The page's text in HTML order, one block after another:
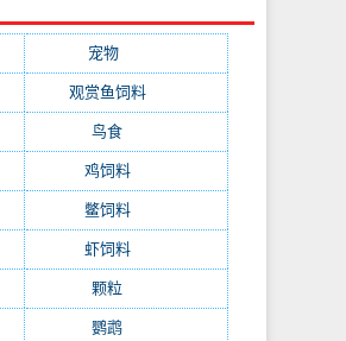
旗舰店仅售32.9元)
宠物(1231)
观赏鱼饲料(358)
鸟食
鸡饲料(158)
鳖饲料(153)
虾饲料(146)
颗粒
鹦鹉